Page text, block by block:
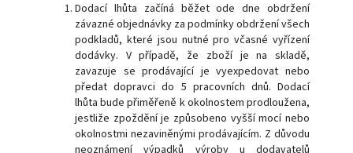
Dodací lhůta začíná běžet ode dne obdržení
závazné objednávky za podmínky obdržení všech
podkladů, které jsou nutné pro včasné vyřízení
dodávky. V případě, že zboží je na skladě,
zavazuje se prodávající je vyexpedovat nebo
předat dopravci do 5 pracovních dnů. Dodací
lhůta bude přiměřeně k okolnostem prodloužena,
jestliže zpoždění je způsobeno vyšší mocí nebo
okolnostmi nezaviněnými prodávajícím. Z důvodu
neoznámení výpadků výroby u dodavatelů